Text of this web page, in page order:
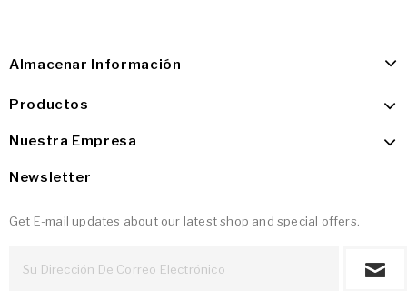
Almacenar Información
Productos
Nuestra Empresa
Newsletter
Get E-mail updates about our latest shop and special offers.